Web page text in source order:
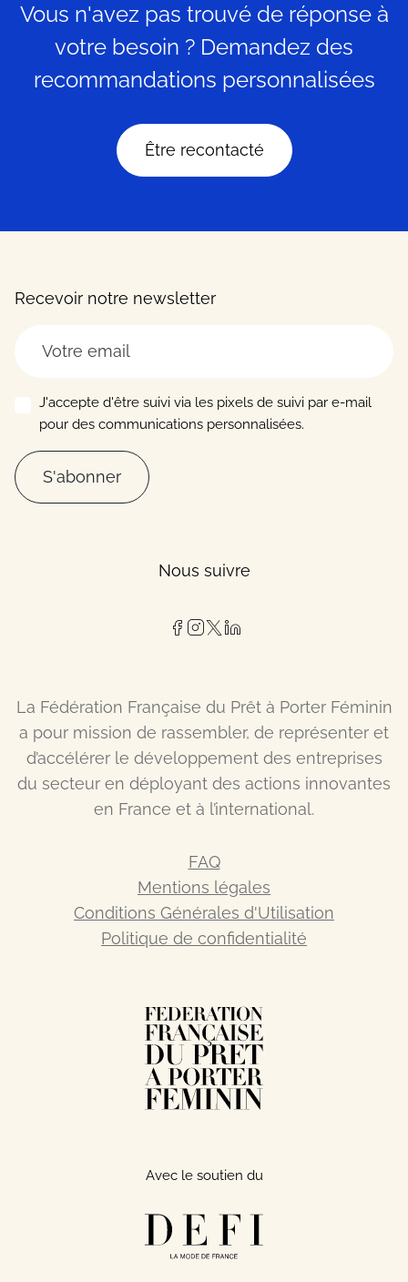
Vous n'avez pas trouvé de réponse à
votre besoin ? Demandez des
recommandations personnalisées
Être recontacté
Recevoir notre newsletter
J'accepte d'être suivi via les pixels de suivi par e-mail
pour des communications personnalisées.
S'abonner
Nous suivre
La Fédération Française du Prêt à Porter Féminin
a pour mission de rassembler, de représenter et
d’accélérer le développement des entreprises
du secteur en déployant des actions innovantes
en France et à l’international.
FAQ
Mentions légales
Conditions Générales d'Utilisation
Politique de confidentialité
Avec le soutien du